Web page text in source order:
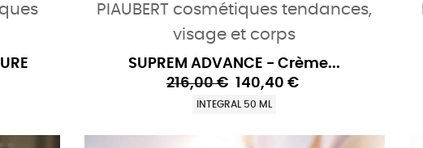
PIAUBERT cosmétiques tendances,
visage et corps
SUPREM ADVANCE - Crème...
216,00 € 140,40 €
INTEGRAL 50 ML